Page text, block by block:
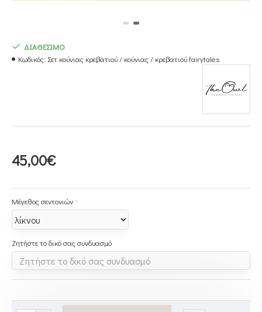
45,00€
ΔΙΑΘΕΣΙΜΟ
Κωδικός: Σετ κούνιας κρεβατιού / κούνιας / κρεβατιού fairytales
Μέγεθος σεντονιών
Ζητήστε το δικό σας συνδυασμό